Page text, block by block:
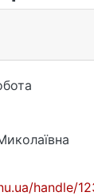
handle/